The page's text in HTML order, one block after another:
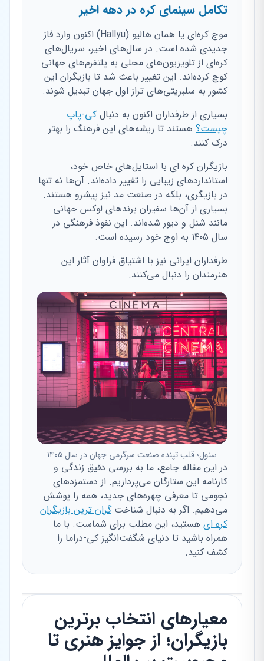
تکامل سینمای کره در دهه اخیر
موج کره‌ای یا همان هالیو (Hallyu) اکنون وارد فاز
جدیدی شده است. در سال‌های اخیر، سریال‌های
کره‌ای از تلویزیون‌های محلی به پلتفرم‌های جهانی
کوچ کرده‌اند. این تغییر باعث شد تا بازیگران این
کشور به سلبریتی‌های تراز اول جهان تبدیل شوند.
بسیاری از طرفداران اکنون به دنبال کی-پاپ
چیست؟ هستند تا ریشه‌های این فرهنگ را بهتر
درک کنند.
بازیگران کره ای با استایل‌های خاص خود،
استانداردهای زیبایی را تغییر داده‌اند. آن‌ها نه تنها
در بازیگری، بلکه در صنعت مد نیز پیشرو هستند.
بسیاری از آن‌ها سفیران برندهای لوکس جهانی
مانند شنل و دیور شده‌اند. این نفوذ فرهنگی در
سال ۱۴۰۵ به اوج خود رسیده است.
طرفداران ایرانی نیز با اشتیاق فراوان آثار این
هنرمندان را دنبال می‌کنند.
سئول؛ قلب تپنده صنعت سرگرمی جهان در سال ۱۴۰۵
در این مقاله جامع، ما به بررسی دقیق زندگی و
کارنامه این ستارگان می‌پردازیم. از دستمزدهای
نجومی تا معرفی چهره‌های جدید، همه را پوشش
می‌دهیم. اگر به دنبال شناختگران ترین بازیگران
کره ای هستید، این مطلب برای شماست. با ما
همراه باشید تا دنیای شگفت‌انگیز کی-دراما را
کشف کنید.
معیارهای انتخاب برترین
بازیگران؛ از جوایز هنری تا